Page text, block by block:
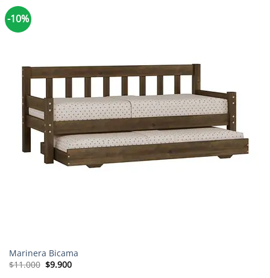
-10%
Marinera Bicama
$11.000 El
precio
$9.900El
precio